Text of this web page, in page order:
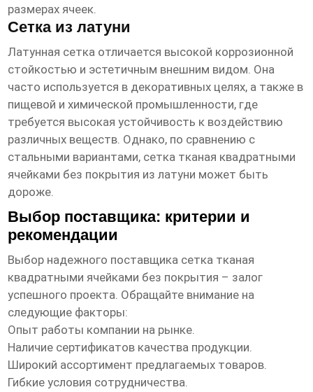
размерах ячеек.
Сетка из латуни
Латунная сетка отличается высокой коррозионной
стойкостью и эстетичным внешним видом. Она
часто используется в декоративных целях, а также в
пищевой и химической промышленности, где
требуется высокая устойчивость к воздействию
различных веществ. Однако, по сравнению с
стальными вариантами, сетка тканая квадратными
ячейками без покрытия из латуни может быть
дороже.
Выбор поставщика: критерии и
рекомендации
Выбор надежного поставщика сетка тканая
квадратными ячейками без покрытия – залог
успешного проекта. Обращайте внимание на
следующие факторы:
Опыт работы компании на рынке.
Наличие сертификатов качества продукции.
Широкий ассортимент предлагаемых товаров.
Гибкие условия сотрудничества.